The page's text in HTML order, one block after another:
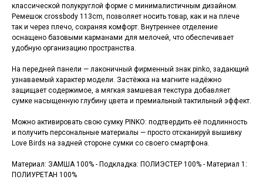
классической полукруглой форме с минималистичным дизайном.
Ремешок crossbody 113cm, позволяет носить товар, как и на плече
так и через плечо, сохраняя комфорт. Внутреннее отделение
оснащено базовыми карманами для мелочей, что обеспечивает
удобную организацию пространства.
На передней панели — лаконичный фирменный знак pinko, задающий
узнаваемый характер модели. Застёжка на магните надёжно
защищает содержимое, а мягкая замшевая текстура добавляет
сумке насыщенную глубину цвета и премиальный тактильный эффект.
Можно активировать свою сумку PINKO: подтвердить её подлинность
и получить персональные материалы — просто отсканируй вышивку
Love Birds на задней стороне сумки со своего смартфона.
Материал: ЗАМША 100% - Подкладка: ПОЛИЭСТЕР 100% - Материал 1:
ПОЛИУРЕТАН 100%